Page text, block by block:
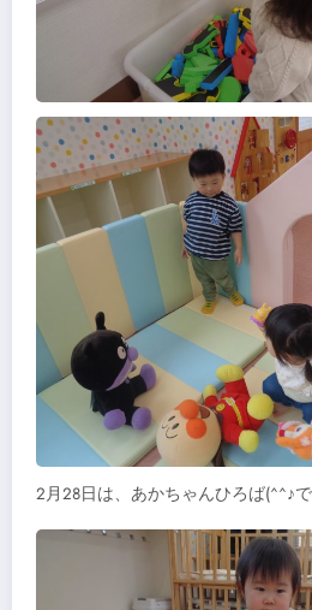
2月28日は、あかちゃんひろば(^^♪で